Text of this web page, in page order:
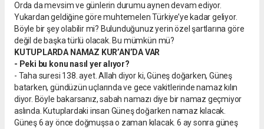
Orda da mevsim ve günlerin durumu aynen devam ediyor.
Yukardan geldiğine göre muhtemelen Türkiye’ye kadar geliyor.
Böyle bir şey olabilir mi? Bulunduğunuz yerin özel şartlarına göre
değil de başka türlü olacak. Bu mümkün mü?
KUTUPLARDA NAMAZ KUR’AN’DA VAR
- Peki bu konu nasıl yer alıyor?
- Taha suresi 138. ayet. Allah diyor ki, Güneş doğarken, Güneş
batarken, gündüzün uçlarında ve gece vakitlerinde namaz kılın
diyor. Böyle bakarsanız, sabah namazı diye bir namaz geçmiyor
aslında. Kutuplardaki insan Güneş doğarken namaz kılacak.
Güneş 6 ay önce doğmuşsa o zaman kılacak. 6 ay sonra güneş